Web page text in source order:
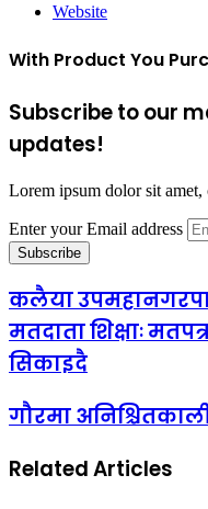
Website
With Product You
Subscribe to our
updates!
Lorem ipsum dolor sit amet,
Enter your Email address
कलैया
मतदाता शिक्षाः
सिकाइदै
गौरमा
Related Articles